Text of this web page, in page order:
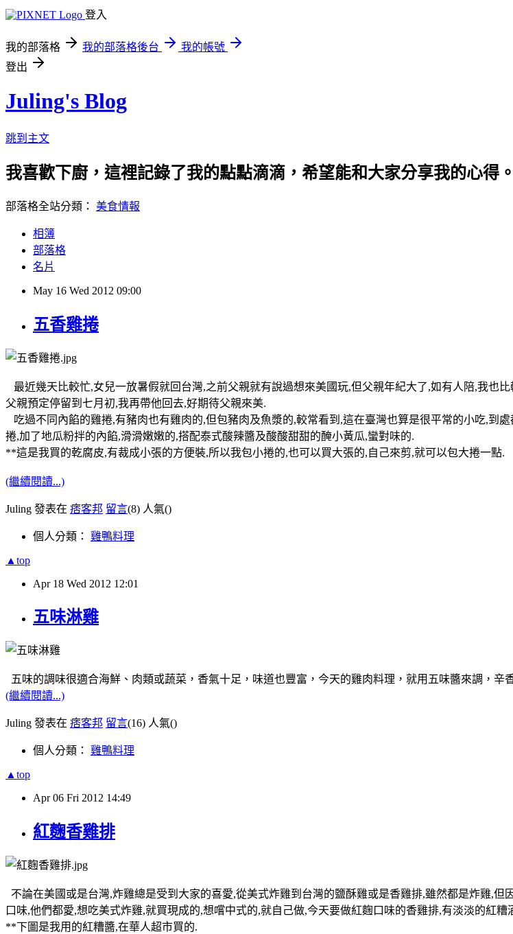
登入
我的部落格 我的部落格後台
我的帳號
登出
Juling's Blog
跳到主文
我喜歡下廚，這裡記錄了我的點點滴滴，希望能和大家分享我的心得。
部落格全站分類： 美食情報
相簿
部落格
名片
May 16 Wed 2012 09:00
五香雞捲
最近幾天比較忙,女兒一放暑假就回台灣,之前父親就有說過想來美國玩,但父親年紀大了,如有人陪,我也
父親預定停留到七月初,我再帶他回去,好期待父親來美.
吃過不同內餡的雞捲,有豬肉也有雞肉的,但包豬肉及魚漿的,較常看到,這在臺灣也算是很平常的小吃,到
捲,加了地瓜粉拌的內餡,滑滑嫩嫩的,搭配泰式酸辣醬及酸酸甜甜的醃小黃瓜,蠻對味的.
**這是我買的乾腐皮,有裁成小張的方便裝,所以我包小捲的,也可以買大張的,自己來剪,就可以包大捲一點.
(繼續閱讀...)
Juling 發表在 痞客邦 留言(8) 人氣()
個人分類： 雞鴨料理
▲top
Apr 18 Wed 2012 12:01
五味淋雞
五味的調味很適合海鮮、肉類或蔬菜，香氣十足，味道也豐富，今天的雞肉料理，就用五味醬來調，辛
(繼續閱讀...)
Juling 發表在 痞客邦 留言(16) 人氣()
個人分類： 雞鴨料理
▲top
Apr 06 Fri 2012 14:49
紅麴香雞排
不論在美國或是台灣,炸雞總是受到大家的喜愛,從美式炸雞到台灣的鹽酥雞或是香雞排,雖然都是炸雞,
口味,他們都愛,想吃美式炸雞,就買現成的,想嚐中式的,就自己做,今天要做紅麴口味的香雞排,有淡淡的紅糟
**下圖是我用的紅糟醬,在華人超市買的.